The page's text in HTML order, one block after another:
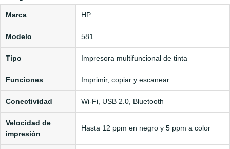
Marca HP
Modelo 581
Tipo Impresora multifuncional de tinta
Funciones Imprimir, copiar y escanear
Conectividad Wi-Fi, USB 2.0, Bluetooth
Velocidad de
impresión
Hasta 12 ppm en negro y 5 ppm a color